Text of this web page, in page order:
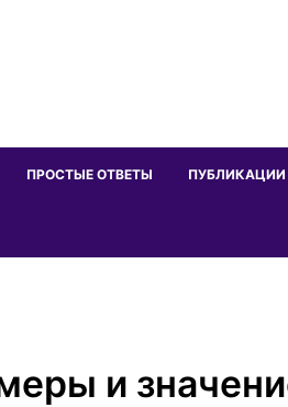
ПРОСТЫЕ ОТВЕТЫ ПУБЛИКАЦИИ
и